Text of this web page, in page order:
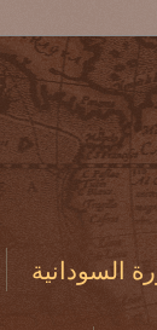
السودانية